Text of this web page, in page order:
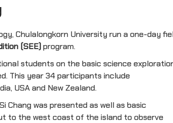
Chulalongkorn University run a one-day
(SEE)program.
students on the basic science
This year 34 participants include
USA and New Zealand.
was presented as well as basic
to the west coast of the island to observe